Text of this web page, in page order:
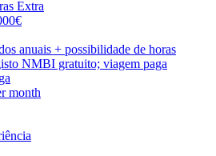
Extra
anuais + possibilidade de horas
NMBI gratuito; viagem paga
month